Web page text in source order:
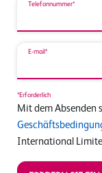
Telefonnummer*
E-mail*
*Erforderlich
Mit dem Absenden
International